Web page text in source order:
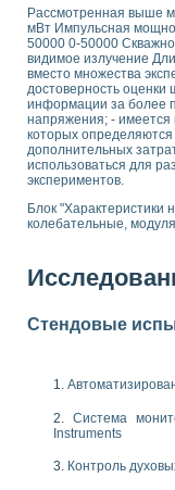
выпадения осадка в
цвета модели CIE L*a*b
анализа в
программно -
газовых
тиристорным
INSTRUMENTS для
и развития
процессов
переходных
Рассмотренная выше
мВт Импульсная
50000 0-50000
видимое излучение
вместо множества
достоверность
информации за более
напряжения; - имеется
которых
дополнительных
использоваться для
экспериментов.
Блок "Характеристики
колебательные,
Стендовые
Система
Instruments
Контроль